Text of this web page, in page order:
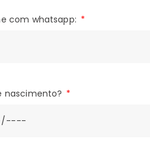
com whatsapp:
nascimento?